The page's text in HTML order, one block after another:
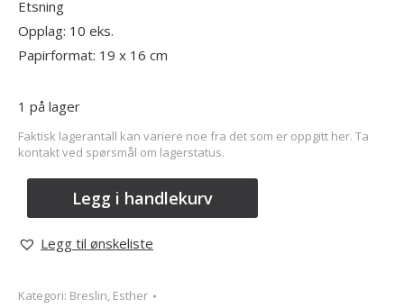
Etsning
Opplag: 10 eks.
Papirformat: 19 x 16 cm
1 på lager
Faktisk lagerantall kan variere noe fra det som er oppgitt her. Ta
kontakt ved spørsmål om lagerstatus.
Legg i handlekurv
Legg til ønskeliste
Kategori: Breslin, Esther